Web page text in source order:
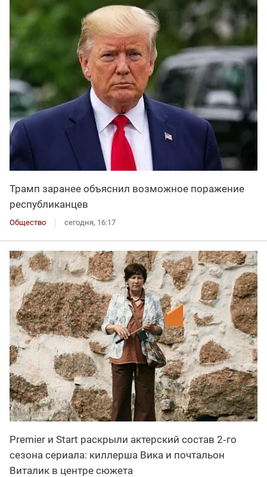
Трамп заранее объяснил возможное поражение
республиканцев
Общество сегодня, 16:17
Premier и Start раскрыли актерский состав 2‑го
сезона сериала: киллерша Вика и почтальон
Виталик в центре сюжета